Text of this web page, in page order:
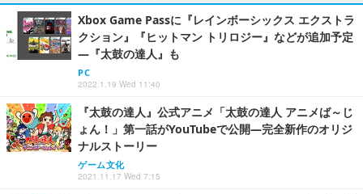
Xbox Game Passに『レインボーシックス エクストラ
クション』『ヒットマン トリロジー』などが追加予定
―『太鼓の達人』も
PC
2022.1.19 Wed 11:40
『太鼓の達人』公式アニメ「太鼓の達人 アニメば～じ
ょん！」第一話がYouTubeで公開―完全新作のオリジ
ナルストーリー
ゲーム文化
2021.11.17 Wed 7:15